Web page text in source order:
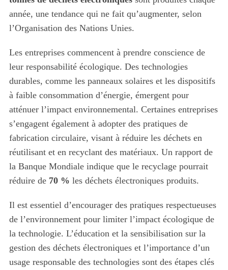
année, une tendance qui ne fait qu’augmenter, selon
l’Organisation des Nations Unies.
Les entreprises commencent à prendre conscience de
leur responsabilité écologique. Des technologies
durables, comme les panneaux solaires et les dispositifs
à faible consommation d’énergie, émergent pour
atténuer l’impact environnemental. Certaines entreprises
s’engagent également à adopter des pratiques de
fabrication circulaire, visant à réduire les déchets en
réutilisant et en recyclant des matériaux. Un rapport de
la Banque Mondiale indique que le recyclage pourrait
réduire de 70 % les déchets électroniques produits.
Il est essentiel d’encourager des pratiques respectueuses
de l’environnement pour limiter l’impact écologique de
la technologie. L’éducation et la sensibilisation sur la
gestion des déchets électroniques et l’importance d’un
usage responsable des technologies sont des étapes clés